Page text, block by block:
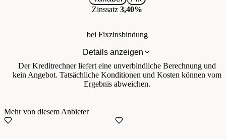
Zinssatz 3,40%
bei Fixzinsbindung
Details anzeigen
Der Kreditrechner liefert eine unverbindliche Berechnung und
kein Angebot. Tatsächliche Konditionen und Kosten können vom
Ergebnis abweichen.
Mehr von diesem Anbieter